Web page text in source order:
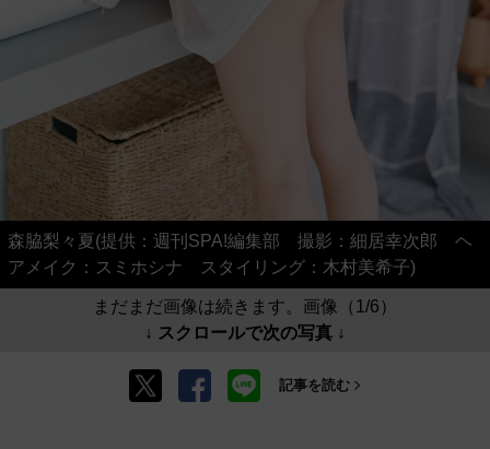
森脇梨々夏(提供：週刊SPA!編集部 撮影：細居幸次郎 ヘ
アメイク：スミホシナ スタイリング：木村美希子)
まだまだ画像は続きます。画像（1/6）
↓ スクロールで次の写真 ↓
記事を読む